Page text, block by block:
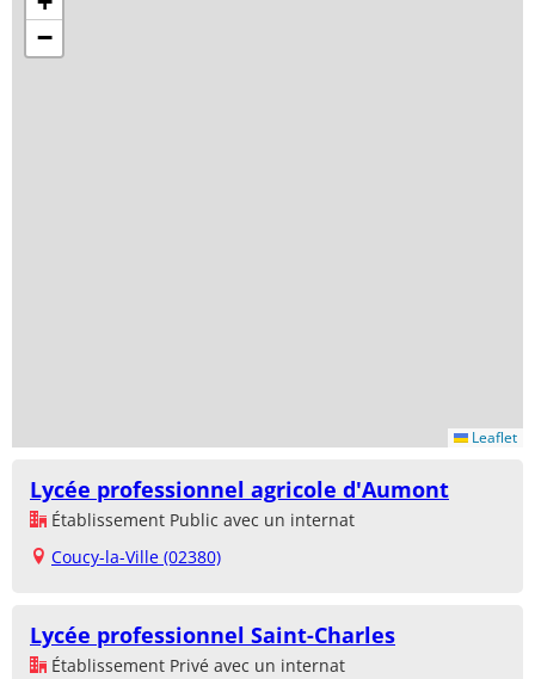
−
Leaflet
Lycée professionnel agricole d'Aumont
Établissement Public avec un internat
Coucy-la-Ville (02380)
Lycée professionnel Saint-Charles
Établissement Privé avec un internat